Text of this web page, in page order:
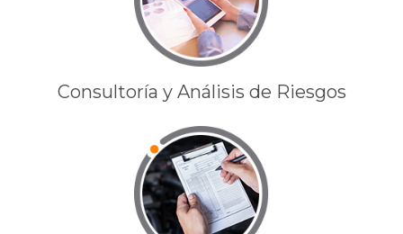
Consultoría y Análisis de Riesgos